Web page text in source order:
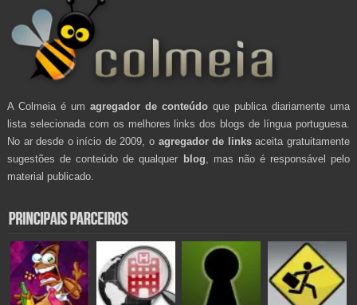
A Colmeia é um agregador de conteúdo que publica diariamente uma
lista selecionada com os melhores links dos blogs de língua portuguesa.
No ar desde o início de 2009, o agregador de linksaceita gratuitamente
sugestões de conteúdo de qualquer blog , mas não é responsável pelo
material publicado.